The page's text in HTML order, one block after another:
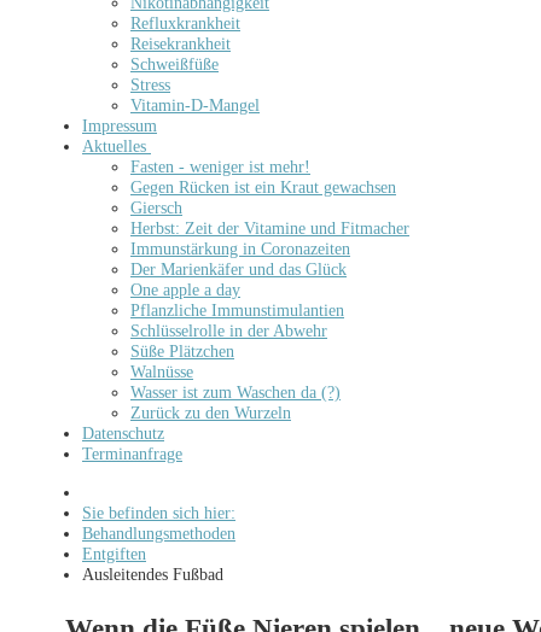
Refluxkrankheit
Reisekrankheit
Schweißfüße
Stress
Vitamin-D-Mangel
Impressum
Aktuelles
Fasten - weniger ist mehr!
Gegen Rücken ist ein Kraut gewachsen
Giersch
Herbst: Zeit der Vitamine und Fitmacher
Immunstärkung in Coronazeiten
Der Marienkäfer und das Glück
One apple a day
Pflanzliche Immunstimulantien
Schlüsselrolle in der Abwehr
Süße Plätzchen
Walnüsse
Wasser ist zum Waschen da (?)
Zurück zu den Wurzeln
Datenschutz
Terminanfrage
Sie befinden sich hier:
Behandlungsmethoden
Entgiften
Ausleitendes Fußbad